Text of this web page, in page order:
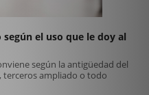
según el uso que le doy al
según la antigüedad del
terceros ampliado o todo